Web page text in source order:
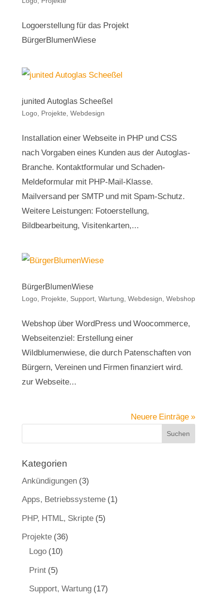
Logoerstellung für das Projekt
BürgerBlumenWiese
junited Autoglas Scheeßel
Logo, Projekte Webdesign
Installation einer Webseite in PHP und CSS
nach Vorgaben eines Kunden aus der Autoglas-
Branche. Kontaktformular und Schaden-
Meldeformular mit PHP-Mail-Klasse.
Mailversand per SMTP und mit Spam-Schutz.
Weitere Leistungen: Fotoerstellung,
Bildbearbeitung, Visitenkarten,...
BürgerBlumenWiese
Logo, Projekte Support, Wartung Webdesign Webshop
Webshop über WordPress und Woocommerce,
Webseitenziel: Erstellung einer
Wildblumenwiese, die durch Patenschaften von
Bürgern, Vereinen und Firmen finanziert wird.
zur Webseite...
Neuere Einträge »
Kategorien
Ankündigungen(3)
Apps, Betriebssysteme(1)
PHP, HTML, Skripte(5)
Projekte(36)
Logo(10)
Print(5)
Support, Wartung(17)